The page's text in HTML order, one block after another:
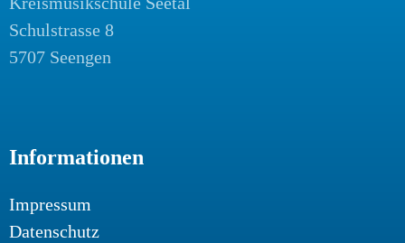
Schulstrasse 8
5707 Seengen
Informationen
Impressum
Datenschutz